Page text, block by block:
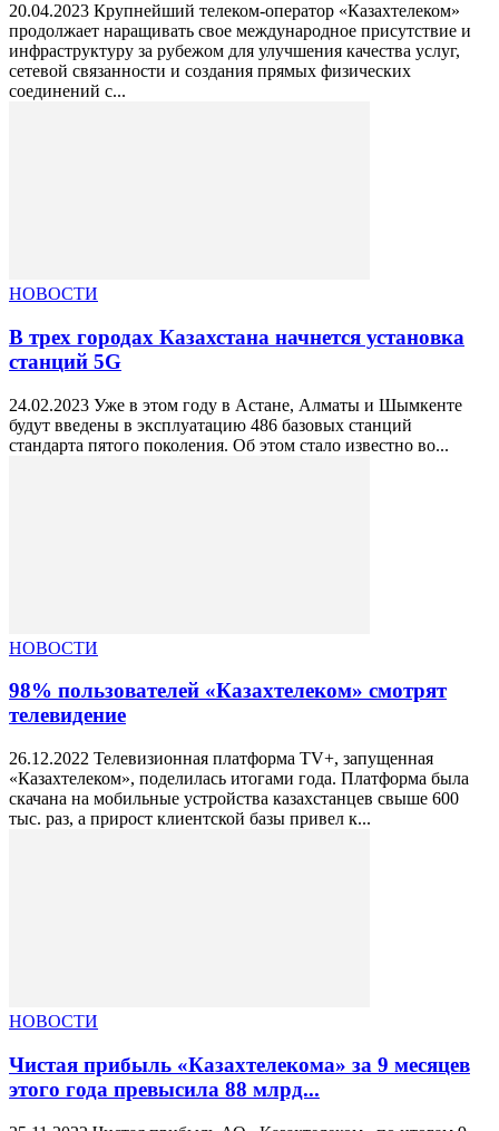
20.04.2023 Крупнейший телеком-оператор «Казахтелеком»
продолжает наращивать свое международное присутствие и
инфраструктуру за рубежом для улучшения качества услуг,
сетевой связанности и создания прямых физических
соединений с...
НОВОСТИ
В трех городах Казахстана начнется установка
станций 5G
24.02.2023 Уже в этом году в Астане, Алматы и Шымкенте
будут введены в эксплуатацию 486 базовых станций
стандарта пятого поколения. Об этом стало известно во...
НОВОСТИ
98% пользователей «Казахтелеком» смотрят
телевидение
26.12.2022 Телевизионная платформа TV+, запущенная
«Казахтелеком», поделилась итогами года. Платформа была
скачана на мобильные устройства казахстанцев свыше 600
тыс. раз, а прирост клиентской базы привел к...
НОВОСТИ
Чистая прибыль «Казахтелекома» за 9 месяцев
этого года превысила 88 млрд...